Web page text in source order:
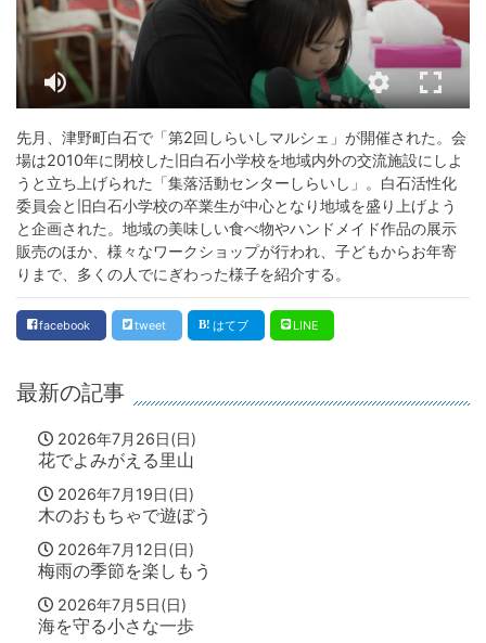
先月、津野町白石で「第2回しらいしマルシェ」が開催された。会
場は2010年に閉校した旧白石小学校を地域内外の交流施設にしよ
うと立ち上げられた「集落活動センターしらいし」。白石活性化
委員会と旧白石小学校の卒業生が中心となり地域を盛り上げよう
と企画された。地域の美味しい食べ物やハンドメイド作品の展示
販売のほか、様々なワークショップが行われ、子どもからお年寄
りまで、多くの人でにぎわった様子を紹介する。
facebook tweet はてブ LINE
最新の記事
2026年7月26日(日)
花でよみがえる里山
2026年7月19日(日)
木のおもちゃで遊ぼう
2026年7月12日(日)
梅雨の季節を楽しもう
2026年7月5日(日)
海を守る小さな一歩